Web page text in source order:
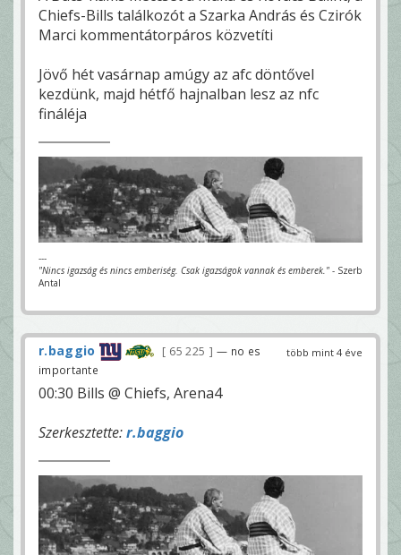
Chiefs-Bills találkozót a Szarka András és Czirók
Marci kommentátorpáros közvetíti
Jövő hét vasárnap amúgy az afc döntővel
kezdünk, majd hétfő hajnalban lesz az nfc
fináléja
---
"Nincs igazság és nincs emberiség. Csak igazságok vannak és emberek." - Szerb
Antal
több mint 4 éve
r.baggio 65 225
— no es
importante
00:30 Bills @ Chiefs, Arena4
Szerkesztette:r.baggio